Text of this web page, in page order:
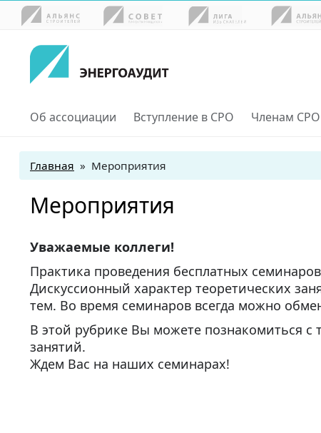
Об ассоциации Вступление в СРО Членам СРО
Главная » Мероприятия
Мероприятия
Уважаемые коллеги!
Практика проведения бесплатных
Дискуссионный характер теоретических
тем. Во время семинаров всегда можно
В этой рубрике Вы можете познакомиться с
занятий.
Ждем Вас на наших семинарах!